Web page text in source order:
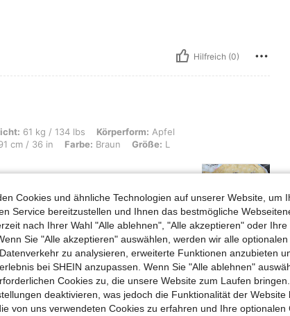
Hilfreich (0)
lbs, Körperform: Apfel, Hüften: 102 cm / 40 in, Taille: 77 cm / 30 in,
61 kg / 134 lbs Körperform: Apfel
cm / 36 in Farbe: Braun Größe: L
on offer
Hilfreich (0)
Cookies und ähnliche Technologien auf unserer Website, um
Service bereitzustellen und Ihnen das bestmögliche
nach Ihrer Wahl "Alle ablehnen", "Alle akzeptieren" oder
Sie "Alle akzeptieren" auswählen, werden wir alle
zu analysieren, erweiterte Funktionen anzubieten
bei SHEIN anzupassen. Wenn Sie "Alle ablehnen"
Cookies zu, die unsere Website zum Laufen
deaktivieren, was jedoch die Funktionalität der
von uns verwendeten Cookies zu erfahren und Ihre optionalen